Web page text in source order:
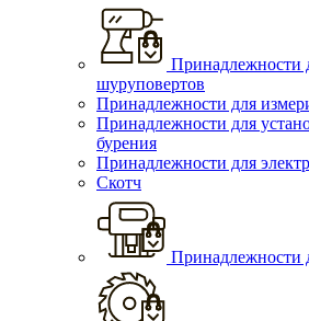
Принадлежности
шуруповертов
Принадлежности для
Принадлежности для
бурения
Принадлежности для
Скотч
Принадлежности